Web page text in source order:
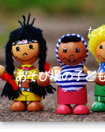
た
あそび場の子ど